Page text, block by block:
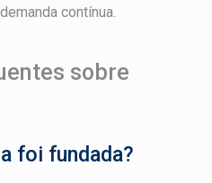
contínua.
sobre
foi fundada?